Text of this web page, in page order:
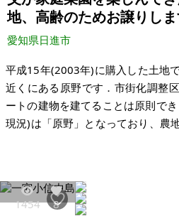
地、高齢のためお譲りし
愛知県日進市
平成15年(2003年)に購入した土地
近くにある原野です．市街化調整
ートの建物を建てることは原則で
現況)は「原野」となっており、農
一切不要です．周りの人たちは家
（現況のままでのお引き渡しを希
じます。）引き渡しはいつでも可能です。 丘の上な
1454 8